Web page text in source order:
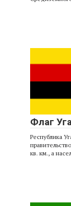
Флаг
Республика
кв. км., а